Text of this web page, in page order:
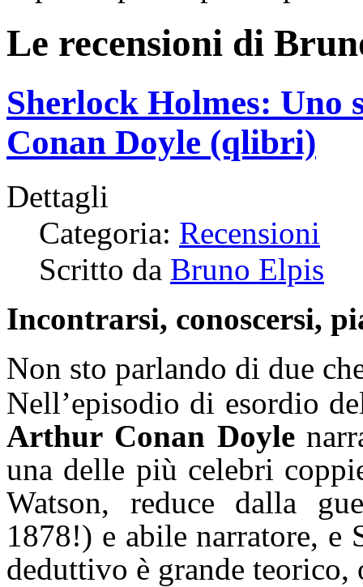
Le recensioni di
Sherlock Holmes:
Conan Doyle (qlibri)
Dettagli
Categoria: Recensioni
Scritto da Bruno Elpis
Incontrarsi, conoscersi,
Non sto parlando di due
Nell’episodio di esordio
Arthur Conan Doyle
una delle più celebri
Watson, reduce dalla
1878!) e abile narratore, e
deduttivo è grande